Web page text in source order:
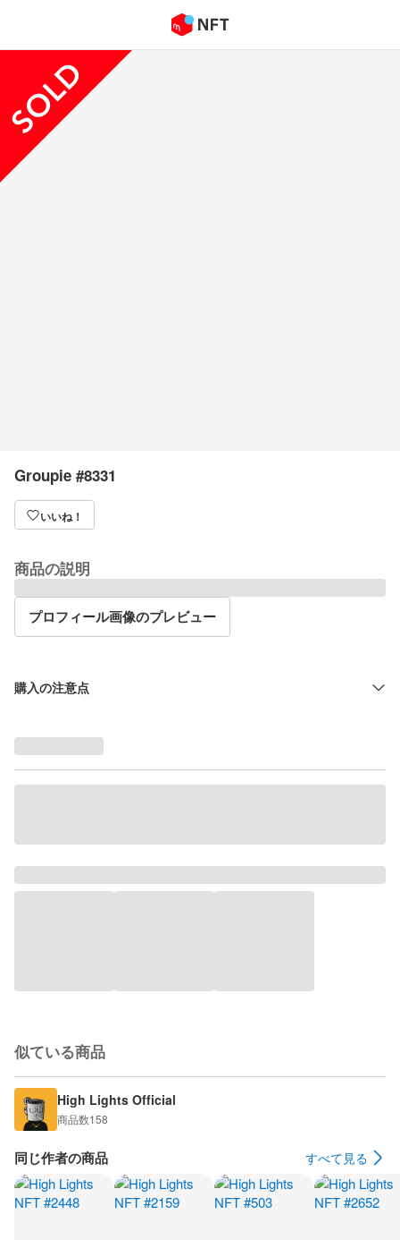
Groupie #8331
いいね！
商品の説明
プロフィール画像のプレビュー
購入の注意点
似ている商品
High Lights Official
商品数158
同じ作者の商品 すべて見る